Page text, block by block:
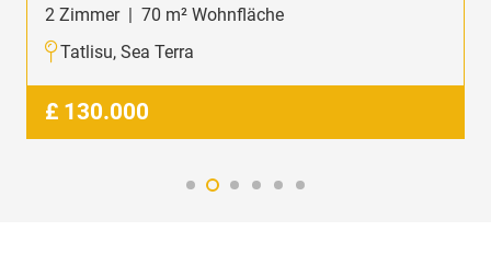
2 Zimmer | 70 m² Wohnfläche
Tatlisu, Sea Terra
£ 130.000